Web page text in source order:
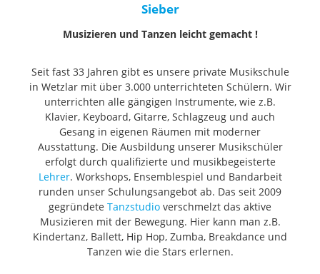
Sieber
Musizieren und Tanzen leicht gemacht !
Seit fast 33 Jahren gibt es unsere private Musikschule
in Wetzlar mit über 3.000 unterrichteten Schülern. Wir
unterrichten alle gängigen Instrumente, wie z.B.
Klavier, Keyboard, Gitarre, Schlagzeug und auch
Gesang in eigenen Räumen mit moderner
Ausstattung. Die Ausbildung unserer Musikschüler
erfolgt durch qualifizierte und musikbegeisterte
Lehrer. Workshops, Ensemblespiel und Bandarbeit
runden unser Schulungsangebot ab. Das seit 2009
gegründete Tanzstudio verschmelzt das aktive
Musizieren mit der Bewegung. Hier kann man z.B.
Kindertanz, Ballett, Hip Hop, Zumba, Breakdance und
Tanzen wie die Stars erlernen.